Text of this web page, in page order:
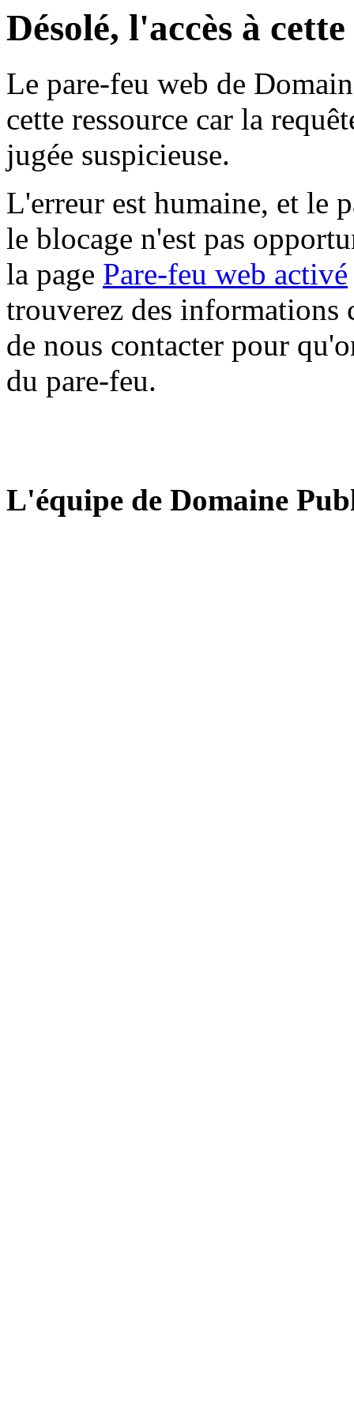
Désolé, l'accès à
Le pare-feu web de
cette ressource car la
jugée suspicieuse.
L'erreur est humaine, et le
le blocage n'est pas
la page Pare-feu web activé
trouverez des informations
de nous contacter pour
du pare-feu.
L'équipe de Domaine